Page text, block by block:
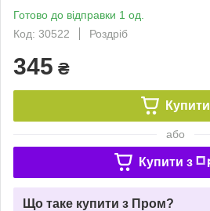
Готово до відправки 1 од.
Код: 30522
Роздріб
345 ₴
Купити
або
Купити з
Що таке купити з Пром?